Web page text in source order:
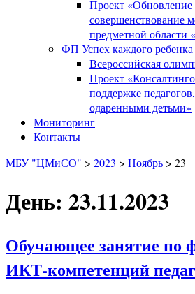
Проект «Обновление
совершенствование
предметной области
ФП Успех каждого ребенка
Всероссийская
Проект
поддержке
одаренными детьми»
Мониторинг
Контакты
МБУ "ЦМиСО" > 2023 > Ноябрь > 23
День: 23.11.2023
Обучающее занятие по
ИКТ-компетенций